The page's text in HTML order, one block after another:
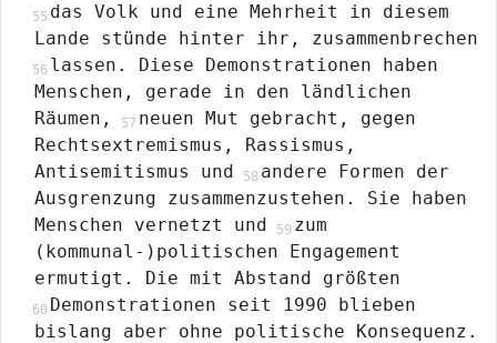
das Volk und eine Mehrheit in diesem
Lande stünde hinter ihr, zusammenbrechen
lassen. Diese Demonstrationen haben
Menschen, gerade in den ländlichen
Räumen,
neuen Mut gebracht, gegen
Rechtsextremismus, Rassismus,
Antisemitismus und
andere Formen der
Ausgrenzung zusammenzustehen. Sie haben
Menschen vernetzt und
zum
(kommunal-)politischen Engagement
ermutigt. Die mit Abstand größten
Demonstrationen seit 1990 blieben
bislang aber ohne politische Konsequenz.